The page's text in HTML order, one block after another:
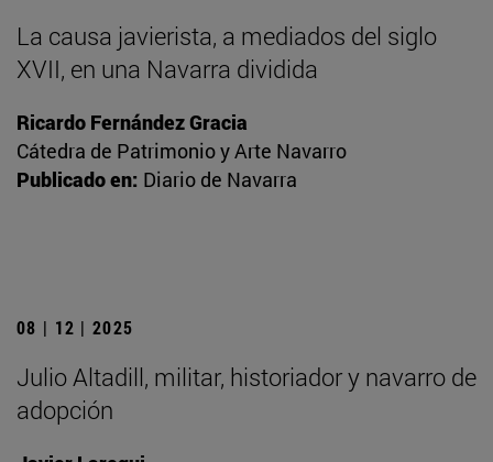
La causa javierista, a mediados del siglo
XVII, en una Navarra dividida
Ricardo Fernández Gracia
Cátedra de Patrimonio y Arte Navarro
Publicado en: Diario de Navarra
08 | 12 | 2025
Julio Altadill, militar, historiador y navarro de
adopción